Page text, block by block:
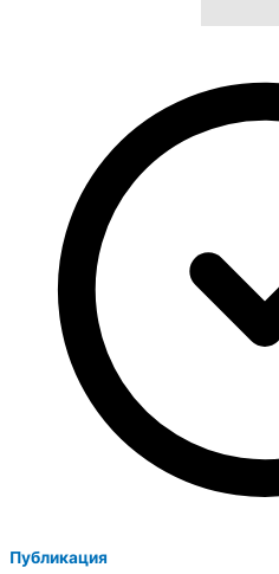
Публикация